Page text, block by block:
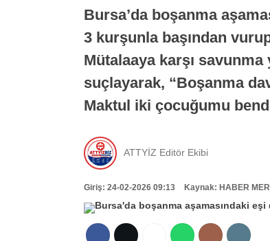
Bursa’da boşanma
3 kurşunla başından
Mütalaaya karşı
suçlayarak, “Boşanma
Maktul iki çocuğumu
ATTYİZ Editör Ekibi
Giriş: 24-02-2026 09:13 Kaynak: HABER